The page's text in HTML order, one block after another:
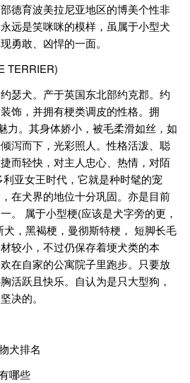
德育波美拉尼亚地区的博美个性非
远是笑咪咪的模样，虽属于小型犬
勇敢、凶悍的一面。
犬。产于英国东北部约克郡。约
饰，并拥有梗类调皮的性格。拥
力。其身体娇小，被毛柔滑如丝，如
泻而下，光彩照人。性格活泼、聪
而轻快，对主人忠心、热情，对陌
亚女王时代，它就是种时髦的宠
在犬界的地位十分巩固。亦是目前
。 属于小型梗(应该是犬字旁的更，
，黑褐梗，曼彻斯特梗， 短脚长毛
较小，不过仍保存着埂犬类的本
在自家的公寓院子里跑步。只要放
活跃且快乐。自认为是只大型狗，
决的。
犬排名
哪些